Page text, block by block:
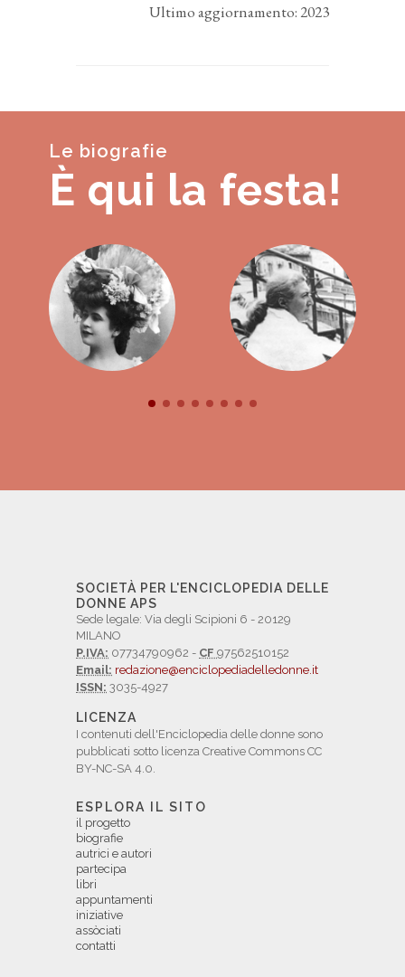
Ultimo aggiornamento: 2023
Le biografie
È qui la festa!
SOCIETÀ PER L'ENCICLOPEDIA DELLE
DONNE APS
Sede legale: Via degli Scipioni 6 - 20129
MILANO
P.IVA: 07734790962 - CF 97562510152
Email: redazione@enciclopediadelledonne.it
ISSN: 3035-4927
LICENZA
I contenuti dell'Enciclopedia delle donne sono
pubblicati sotto licenza Creative Commons CC
BY-NC-SA 4.0.
ESPLORA IL SITO
il progetto
biografie
autrici e autori
partecipa
libri
appuntamenti
iniziative
assòciati
contatti